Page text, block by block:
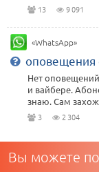
13 9 091
«WhatsApp»
оповещения
Нет
и вайбере.
знаю. Сам
3 2 304
Вы можете